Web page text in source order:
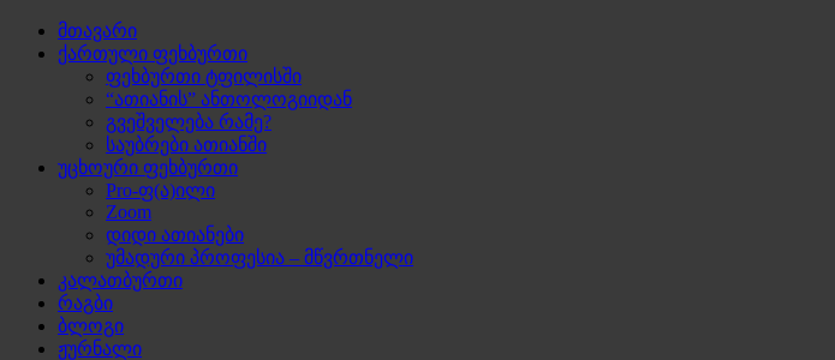
მთავარი
ქართული ფეხბურთი
ფეხბურთი ტფილისში
“ათიანის” ანთოლოგიიდან
გვეშველება რამე?
საუბრები ათიანში
უცხოური ფეხბურთი
Pro-ფ(ა)ილი
Zoom
დიდი ათიანები
უმადური პროფესია – მწვრთნელი
კალათბურთი
რაგბი
ბლოგი
ჟურნალი